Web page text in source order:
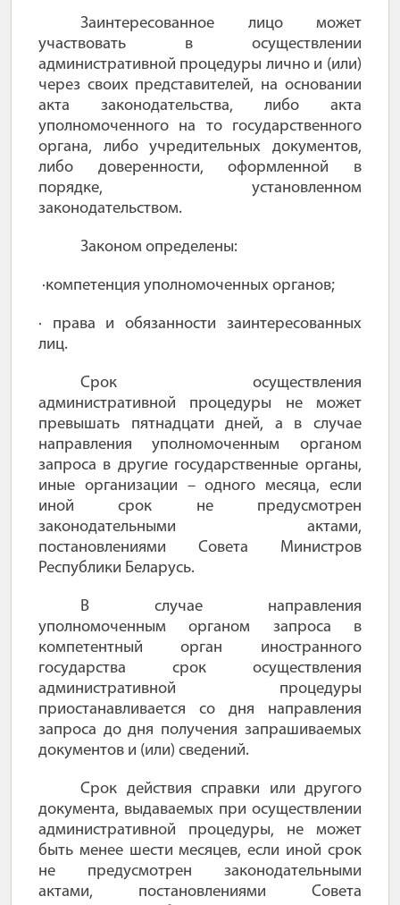
Заинтересованное лицо может
участвовать в осуществлении
административной процедуры лично и (или)
через своих представителей, на основании
акта законодательства, либо акта
уполномоченного на то государственного
органа, либо учредительных документов,
либо доверенности, оформленной в
порядке, установленном
законодательством.
Законом определены:
·компетенция уполномоченных органов;
· права и обязанности заинтересованных
лиц.
Срок осуществления
административной процедуры не может
превышать пятнадцати дней, а в случае
направления уполномоченным органом
запроса в другие государственные органы,
иные организации – одного месяца, если
иной срок не предусмотрен
законодательными актами,
постановлениями Совета Министров
Республики Беларусь.
В случае направления
уполномоченным органом запроса в
компетентный орган иностранного
государства срок осуществления
административной процедуры
приостанавливается со дня направления
запроса до дня получения запрашиваемых
документов и (или) сведений.
Срок действия справки или другого
документа, выдаваемых при осуществлении
административной процедуры, не может
быть менее шести месяцев, если иной срок
не предусмотрен законодательными
актами, постановлениями Совета